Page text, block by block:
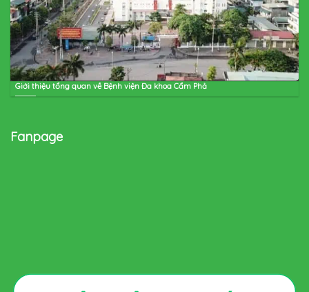
Giới thiệu tổng quan về Bệnh viện Đa khoa Cẩm Phả
Fanpage